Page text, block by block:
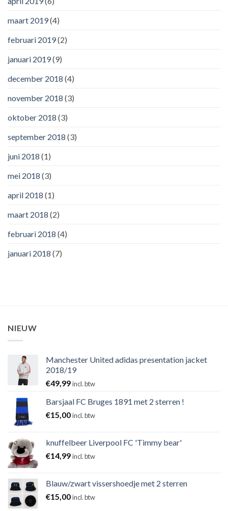
maart 2019(4)
februari 2019(2)
januari 2019(9)
december 2018 (4)
november 2018 (3)
oktober 2018 (3)
september 2018 (3)
juni 2018 (1)
mei 2018 (3)
april 2018 (1)
maart 2018 (2)
februari 2018 (4)
januari 2018 (7)
NIEUW
Manchester United adidas presentation jacket
2018/19
€49,99incl. btw
Barsjaal FC Bruges 1891 met 2 sterren !
€15,00incl. btw
knuffelbeer Liverpool FC 'Timmy bear'
€14,99incl. btw
Blauw/zwart vissershoedje met 2 sterren
€15,00incl. btw